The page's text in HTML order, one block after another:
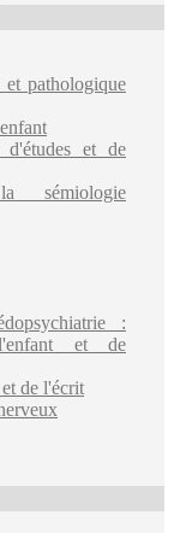
pathologique
et de
sémiologie
:
et de
de l'écrit